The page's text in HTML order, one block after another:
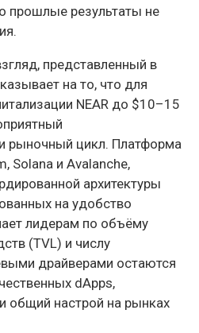
прошлые результаты не
представленный в
на то, что для
NEAR до $10–15
рыночный цикл. Платформа
Solana и Avalanche,
архитектуры
на удобство
лидерам по объёму
(TVL) и числу
драйверами остаются
dApps,
общий настрой на рынках